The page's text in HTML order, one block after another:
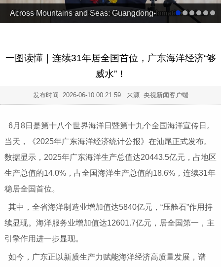
Across Mountains and Seas: Guangdong-
一图读懂｜连续31年居全国首位，广东海洋经济“够
威水”！
发布时间: 2026-06-10 00:21:59来源: 央视新闻客户端
6月8日是第十八个世界海洋日暨第十九个全国海洋宣传日。
当天，《2025年广东海洋经济统计公报》在汕尾正式发布。
数据显示，2025年广东海洋生产总值达20443.5亿元，占地区
生产总值的14.0%，占全国海洋生产总值的18.6%，连续31年
稳居全国首位。
其中，全省海洋制造业增加值达5840亿元，“压舱石”作用持
续显现。海洋服务业增加值达12601.7亿元，居全国第一，主
引擎作用进一步显现。
如今，广东正以新质生产力赋能海洋经济高质量发展，谱